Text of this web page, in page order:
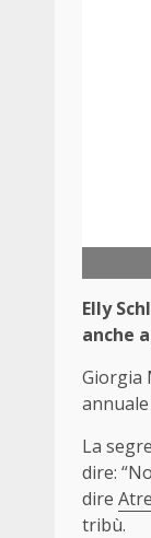
Elly
anche
Giorgia
La
dire:
dire
tribù.